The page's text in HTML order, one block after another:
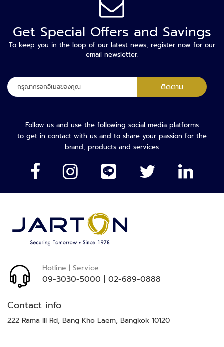
เ
ม
ก
า
จั
ด
ร
ร
ที่
จ
อ
ม้
กั้
Get Special Offers and Savings
To keep you in the loop of our latest news, register now for our
email newsletter.
ลง
ทะเบียน
จดหมาย
ข่าว
ติดตาม
Follow us and use the following social media platforms
to get in contact with us and to share your passion for the
brand, products and services
Hotline | Service
09-3030-5000 | 02-689-0888
Contact info
222 Rama III Rd, Bang Kho Laem, Bangkok 10120